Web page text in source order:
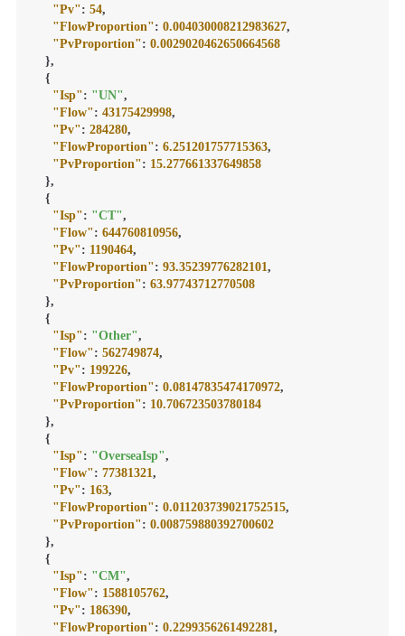
"Pv": 54,
"FlowProportion": 0.004030008212983627,
"PvProportion": 0.0029020462650664568
},
{
"Isp": "UN",
"Flow": 43175429998,
"Pv": 284280,
"FlowProportion": 6.251201757715363,
"PvProportion": 15.277661337649858
},
{
"Isp": "CT",
"Flow": 644760810956,
"Pv": 1190464,
"FlowProportion": 93.35239776282101 ,
"PvProportion": 63.97743712770508
},
{
"Isp": "Other",
"Flow": 562749874,
"Pv": 199226,
"FlowProportion": 0.08147835474170972,
"PvProportion": 10.706723503780184
},
{
"Isp": "OverseaIsp",
"Flow": 77381321 ,
"Pv": 163,
"FlowProportion": 0.011203739021752515,
"PvProportion": 0.008759880392700602
},
{
"Isp": "CM",
"Flow": 1588105762,
"Pv": 186390,
"FlowProportion": 0.2299356261492281 ,